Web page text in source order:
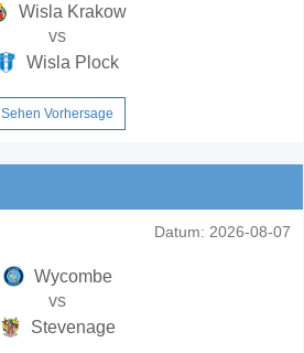
Wisla Krakow
vs
Wisla Plock
Sehen Vorhersage
Datum: 2026-08-07
Wycombe
vs
Stevenage